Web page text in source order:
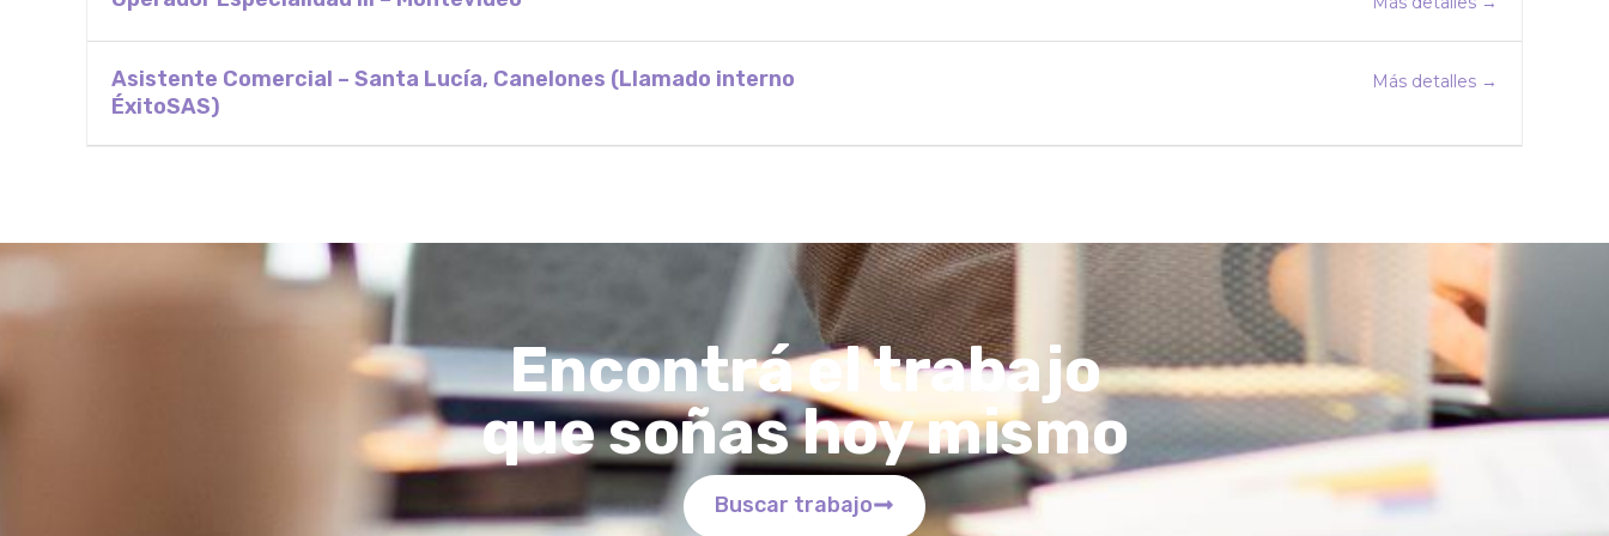
Asistente Comercial – Santa Lucía, Canelones (Llamado interno
ÉxitoSAS)
Más detalles
Encontrá el trabajo
que soñas hoy mismo
Buscar trabajo